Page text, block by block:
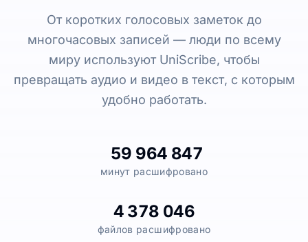
От коротких голосовых заметок до
многочасовых записей — люди по всему
миру используют UniScribe, чтобы
превращать аудио и видео в текст, с которым
удобно работать.
59 964 847
минут расшифровано
4 378 046
файлов расшифровано